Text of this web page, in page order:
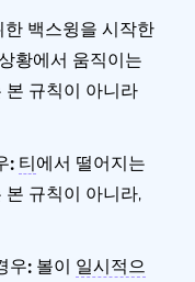
백스윙을 시작한
황에서 움직이는
본 규칙이 아니라
: 티에서 떨어지는
규칙이 아니라,
우: 볼이 일시적으